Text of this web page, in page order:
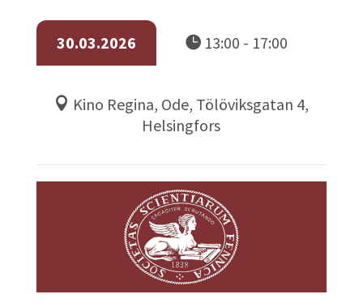
30.03.2026 13:00 - 17:00
Kino Regina, Ode, Tölöviksgatan 4,
Helsingfors